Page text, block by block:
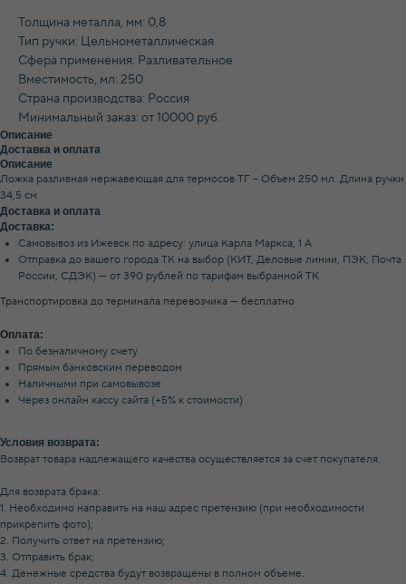
Толщина металла, мм: 0,8
Тип ручки: Цельнометаллическая
Сфера применения: Разливательное
Вместимость, мл: 250
Страна производства: Россия
Минимальный заказ: от 10000 руб.
Описание
Доставка и оплата
Описание
Ложка разливная нержавеющая для термосов ТГ – Объем 250 мл. Длина ручки
34,5 см
Доставка и оплата
Доставка:
Самовывоз из Ижевск по адресу: улица Карла Маркса, 1 А
Отправка до вашего города ТК на выбор (КИТ, Деловые линии, ПЭК, Почта
России, СДЭК) — от 390 рублей по тарифам выбранной ТК
Транспортировка до терминала перевозчика — бесплатно
Оплата:
По безналичному счету
Прямым банковским переводом
Наличными при самовывозе
Через онлайн кассу сайта (+5% к стоимости)
Условия возврата:
Возврат товара надлежащего качества осуществляется за счет покупателя.
Для возврата брака:
1. Необходимо направить на наш адрес претензию (при необходимости
прикрепить фото);
2. Получить ответ на претензию;
3. Отправить брак;
4. Денежные средства будут возвращены в полном объеме.